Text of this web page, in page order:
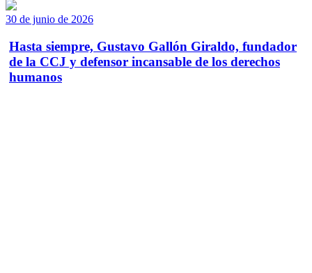
30 de junio de 2026
Hasta siempre, Gustavo Gallón Giraldo, fundador
de la CCJ y defensor incansable de los derechos
humanos